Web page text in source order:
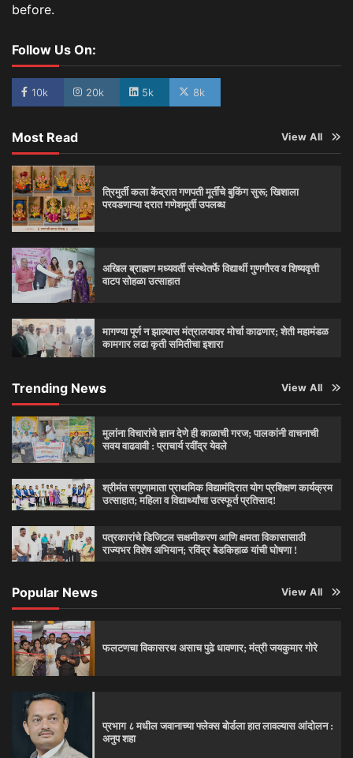
before.
Follow Us On:
10k 20k 5k 8k
Most Read View All
त्रिमुर्ती कला केंद्रात गणपती मूर्तींचे बुकिंग सुरू; खिशाला
परवडणाऱ्या दरात गणेशमूर्ती उपलब्ध
अखिल ब्राह्मण मध्यवर्ती संस्थेतर्फे विद्यार्थी गुणगौरव व शिष्यवृत्ती
वाटप सोहळा उत्साहात
मागण्या पूर्ण न झाल्यास मंत्रालयावर मोर्चा काढणार; शेती महामंडळ
कामगार लढा कृती समितीचा इशारा
Trending News View All
मुलांना विचारांचे ज्ञान देणे ही काळाची गरज; पालकांनी वाचनाची
सवय वाढवावी : प्राचार्य रवींद्र येवले
श्रीमंत सगुणामाता प्राथमिक विद्यामंदिरात योग प्रशिक्षण कार्यक्रम
उत्साहात; महिला व विद्यार्थ्यांचा उत्स्फूर्त प्रतिसाद!
पत्रकारांचे डिजिटल सक्षमीकरण आणि क्षमता विकासासाठी
राज्यभर विशेष अभियान; रविंद्र बेडकिहाळ यांची घोषणा !
Popular News View All
फलटणचा विकासरथ असाच पुढे धावणार; मंत्री जयकुमार गोरे
प्रभाग ८ मधील जवानाच्या फ्लेक्स बोर्डला हात लावल्यास आंदोलन :
अनुप शहा